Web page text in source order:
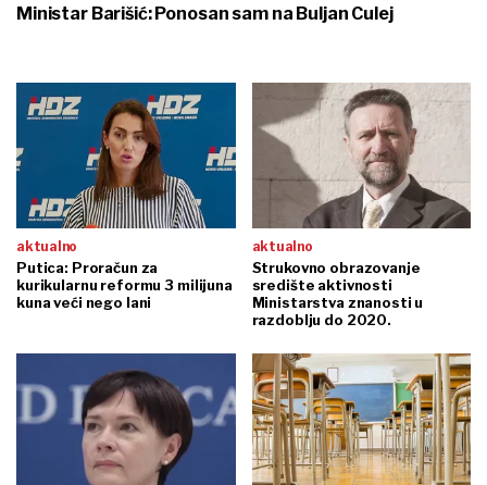
Ministar Barišić: Ponosan sam na Buljan Culej
aktualno
Putica: Proračun za
kurikularnu reformu 3 milijuna
kuna veći nego lani
aktualno
Strukovno obrazovanje
središte aktivnosti
Ministarstva znanosti u
razdoblju do 2020.